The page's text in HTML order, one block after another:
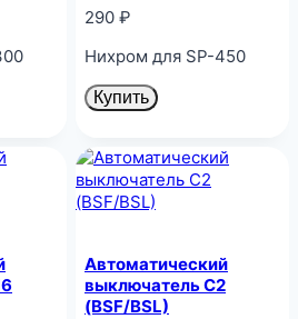
290 ₽
Нихром для SP-450
Купить
Автоматический
выключатель C2
(BSF/BSL)